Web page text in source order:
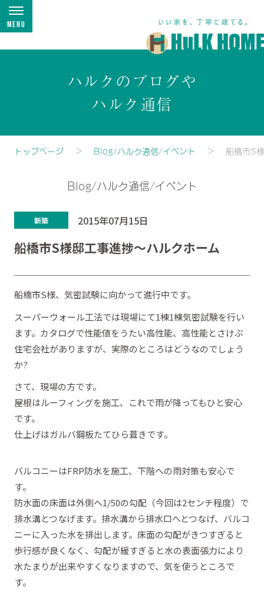
Menu
ハルクのブログや
ハルク通信
トップページ Blog/ハルク通信/イベント 船橋市S
Blog/ハルク通信/イベント
新築 2015年07月15日
船橋市S様邸工事進捗～ハルクホーム
船橋市S様、気密試験に向かって進行中です。
スーパーウォール工法では現場にて1棟1棟気密試験を行い
ます。カタログで性能値をうたい高性能、高性能とさけぶ
住宅会社がありますが、実際のところはどうなのでしょう
か?
さて、現場の方です。
屋根はルーフィングを施工、これで雨が降ってもひと安心
です。
仕上げはガルバ鋼板たてひら葺きです。
バルコニーはFRP防水を施工、下階への雨対策も安心で
す。
防水面の床面は外側へ1/50の勾配（今回は2センチ程度）で
排水溝とつなげます。排水溝から排水口へとつなげ、バルコ
ニーに入った水を排出します。床面の勾配がきつすぎると
歩行感が良くなく、勾配が緩すぎると水の表面張力により
水たまりが出来やすくなりますので、気を使うところで
す。